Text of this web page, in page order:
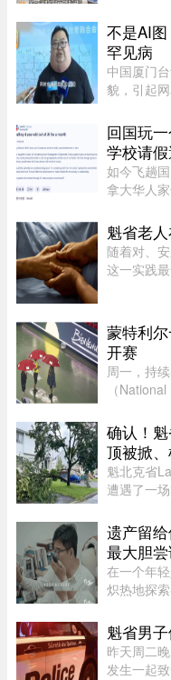
下，卓伟
头也没有
不是AI
罕见病
中国厦门
貌，引起
时，异常
效。不过
回国玩
学校请
如今飞趟
拿大华人
趁着孩子
陪陪爷爷
魁省老
随着对、
这一实践
尊严离世
蒙特利
开赛
周一，持
（
间上午 11
事组委会
确认！
顶被掀
魁北克省
遭遇了一
认，当天
这场龙卷
遗产留
最大胆
在一个年
炽热地探
配和情感
发大众重
魁省男
昨天周二
发生一起